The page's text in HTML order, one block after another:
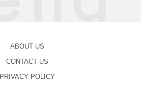
ABOUT US
CONTACT US
PRIVACY POLICY